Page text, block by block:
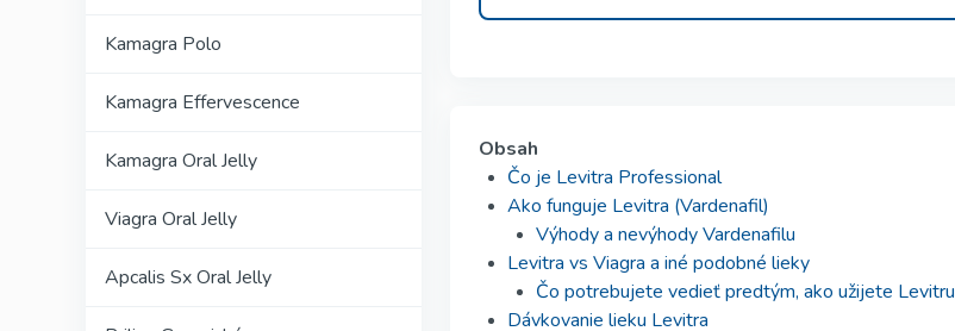
Kamagra Polo
Kamagra Effervescence
Kamagra Oral Jelly
Viagra Oral Jelly
Apcalis Sx Oral Jelly
Obsah
Čo je Levitra Professional
Ako funguje Levitra (Vardenafil)
Výhody a nevýhody Vardenafilu
Levitra vs Viagra a iné podobné lieky
Čo potrebujete vedieť predtým, ako užijete Levitru
Dávkovanie lieku Levitra